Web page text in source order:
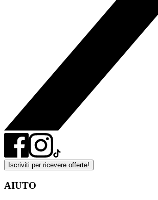
Iscriviti per ricevere offerte!
AIUTO